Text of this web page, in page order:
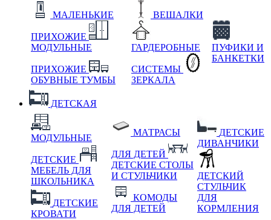
МАЛЕНЬКИЕ
ПРИХОЖИЕ
МОДУЛЬНЫЕ
ПРИХОЖИЕ
ОБУВНЫЕ ТУМБЫ
ВЕШАЛКИ
ГАРДЕРОБНЫЕ
СИСТЕМЫ
ЗЕРКАЛА
ПУФИКИ И
БАНКЕТКИ
ДЕТСКАЯ
МОДУЛЬНЫЕ
ДЕТСКИЕ
МЕБЕЛЬ ДЛЯ
ШКОЛЬНИКА
ДЕТСКИЕ
КРОВАТИ
МАТРАСЫ
ДЛЯ ДЕТЕЙ
ДЕТСКИЕ СТОЛЫ
И СТУЛЬЧИКИ
КОМОДЫ
ДЛЯ ДЕТЕЙ
ДЕТСКИЕ
ДИВАНЧИКИ
ДЕТСКИЙ
СТУЛЬЧИК
ДЛЯ
КОРМЛЕНИЯ